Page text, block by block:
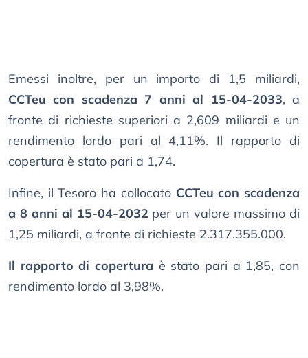
Emessi inoltre, per un importo di 1,5 miliardi,
CCTeu con scadenza 7 anni al 15-04-2033, a
fronte di richieste superiori a 2,609 miliardi e un
rendimento lordo pari al 4,11%. Il rapporto di
copertura è stato pari a 1,74.
Infine, il Tesoro ha collocato CCTeu con scadenza
a 8 anni al 15-04-2032 per un valore massimo di
1,25 miliardi, a fronte di richieste 2.317.355.000.
Il rapporto di copertura è stato pari a 1,85, con
rendimento lordo al 3,98%.